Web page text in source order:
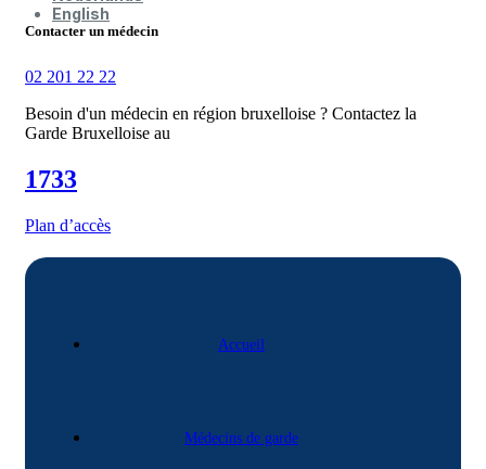
English
Contacter un médecin
02 201 22 22
Besoin d'un médecin en région bruxelloise ? Contactez la
Garde Bruxelloise au
1733
Plan d’accès
Accueil
Médecins de garde